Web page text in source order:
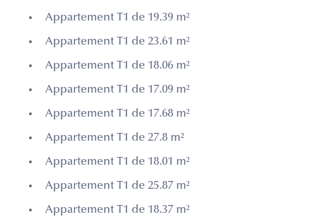
Appartement T1 de 19.39 m²
Appartement T1 de 23.61 m²
Appartement T1 de 18.06 m²
Appartement T1 de 17.09 m²
Appartement T1 de 17.68 m²
Appartement T1 de 27.8 m²
Appartement T1 de 18.01 m²
Appartement T1 de 25.87 m²
Appartement T1 de 18.37 m²